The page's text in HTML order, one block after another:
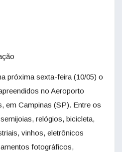
próxima sexta-feira (10/05) o
no Aeroporto
em Campinas (SP). Entre os
relógios, bicicleta,
vinhos, eletrônicos
fotográficos,